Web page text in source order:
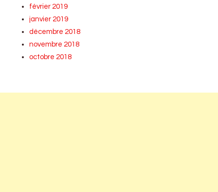
février 2019
janvier 2019
décembre 2018
novembre 2018
octobre 2018